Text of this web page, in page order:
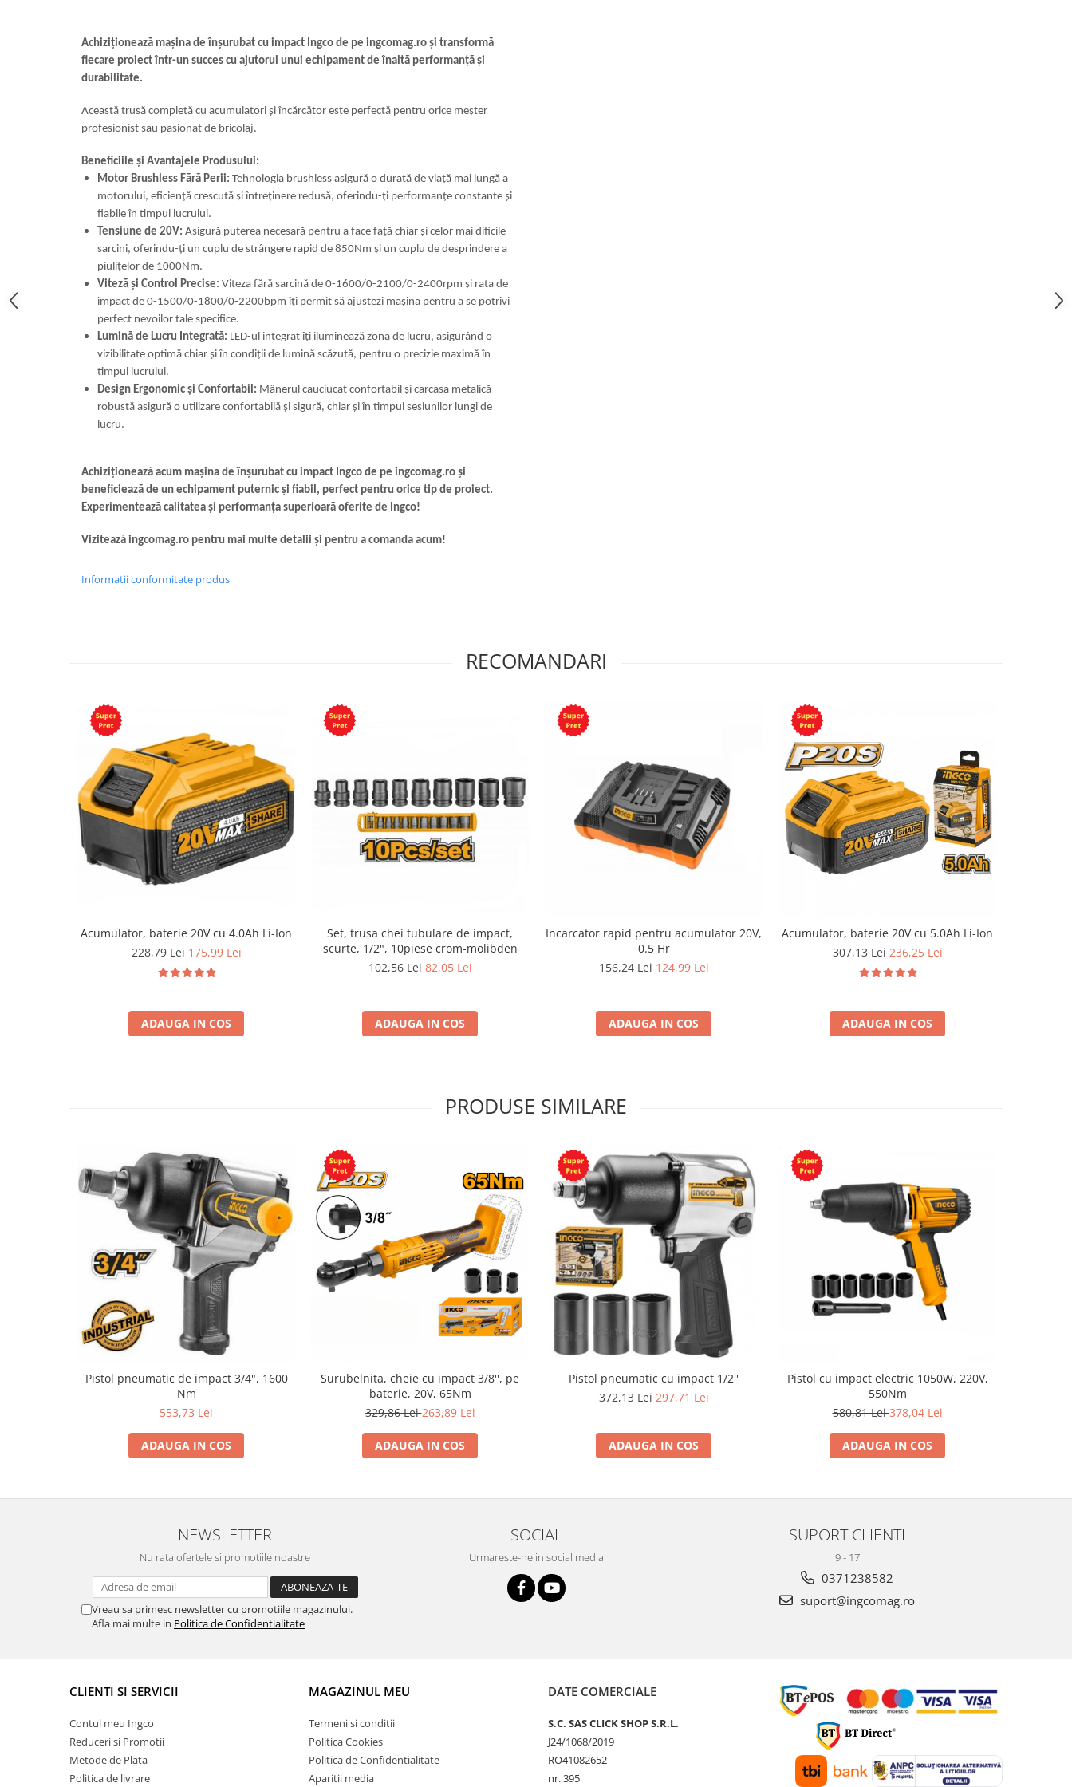
Achiziționează mașina de înșurubat cu impact Ingco de pe ingcomag.ro și transformă
fiecare proiect într-un succes cu ajutorul unui echipament de înaltă performanță și
durabilitate.
Această trusă completă cu acumulatori și încărcător este perfectă pentru orice meșter
profesionist sau pasionat de bricolaj.
Beneficiile și Avantajele Produsului:
Motor Brushless Fără Perii: Tehnologia brushless asigură o durată de viață mai lungă a
motorului, eficiență crescută și întreținere redusă, oferindu-ți performanțe constante și
fiabile în timpul lucrului.
Tensiune de 20V: Asigură puterea necesară pentru a face față chiar și celor mai dificile
sarcini, oferindu-ți un cuplu de strângere rapid de 850Nm și un cuplu de desprindere a
piulițelor de 1000Nm.
Viteză și Control Precise: Viteza fără sarcină de 0-1600/0-2100/0-2400rpm și rata de
impact de 0-1500/0-1800/0-2200bpm îți permit să ajustezi mașina pentru a se potrivi
perfect nevoilor tale specifice.
Lumină de Lucru Integrată: LED-ul integrat îți iluminează zona de lucru, asigurând o
vizibilitate optimă chiar și în condiții de lumină scăzută, pentru o precizie maximă în
timpul lucrului.
Design Ergonomic și Confortabil: Mânerul cauciucat confortabil și carcasa metalică
robustă asigură o utilizare confortabilă și sigură, chiar și în timpul sesiunilor lungi de
lucru.
Achiziționează acum mașina de înșurubat cu impact Ingco de pe ingcomag.ro și
beneficiează de un echipament puternic și fiabil, perfect pentru orice tip de proiect.
Experimentează calitatea și performanța superioară oferite de Ingco!
Vizitează ingcomag.ro pentru mai multe detalii și pentru a comanda acum!
Informatii conformitate produs
RECOMANDARI
Acumulator, baterie 20V cu 4.0Ah Li-Ion
228,79 Lei175,99 Lei
ADAUGA IN COS
Set, trusa chei tubulare de impact,
scurte, 1/2", 10piese crom-molibden
102,56 Lei82,05 Lei
ADAUGA IN COS
Incarcator rapid pentru acumulator 20V,
0.5 Hr
156,24 Lei124,99 Lei
ADAUGA IN COS
Acumulator, baterie 20V cu 5.0Ah Li-Ion
307,13 Lei236,25 Lei
ADAUGA IN COS
PRODUSE SIMILARE
Pistol pneumatic de impact 3/4", 1600
Nm
553,73 Lei
ADAUGA IN COS
Surubelnita, cheie cu impact 3/8'', pe
baterie, 20V, 65Nm
329,86 Lei263,89 Lei
ADAUGA IN COS
Pistol pneumatic cu impact 1/2''
372,13 Lei297,71 Lei
ADAUGA IN COS
Pistol cu impact electric 1050W, 220V,
550Nm
580,81 Lei378,04 Lei
ADAUGA IN COS
NEWSLETTER
Nu rata ofertele si promotiile noastre
Vreau sa primesc newsletter cu promotiile magazinului.
Afla mai multe in Politica de Confidentialitate
SOCIAL
Urmareste-ne in social media
SUPORT CLIENTI
9 - 17
0371238582
suport@ingcomag.ro
CLIENTI SI SERVICII
Contul meu Ingco
Reduceri si Promotii
Metode de Plata
Politica de livrare
MAGAZINUL MEU
Termeni si conditii
Politica Cookies
Politica de Confidentialitate
Aparitii media
DATE COMERCIALE
S.C. SAS CLICK SHOP S.R.L.
J24/1068/2019
RO41082652
nr. 395